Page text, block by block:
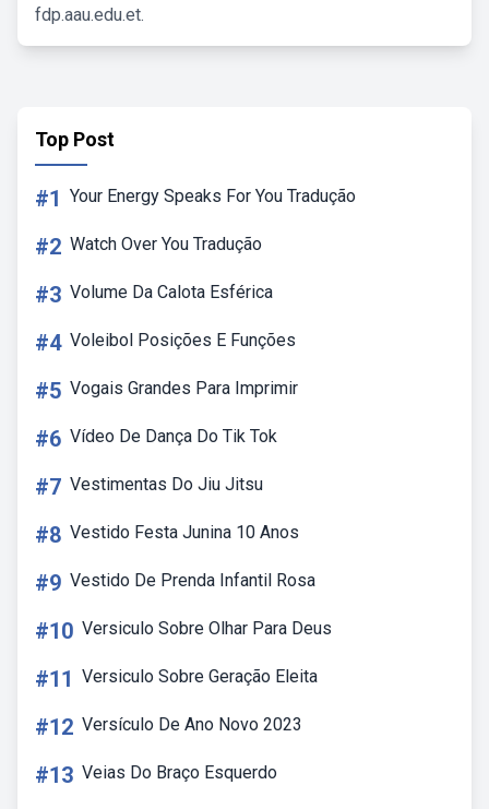
fdp.aau.edu.et.
Top Post
#1 Your Energy Speaks For You Tradução
#2 Watch Over You Tradução
#3 Volume Da Calota Esférica
#4 Voleibol Posições E Funções
#5 Vogais Grandes Para Imprimir
#6 Vídeo De Dança Do Tik Tok
#7 Vestimentas Do Jiu Jitsu
#8 Vestido Festa Junina 10 Anos
#9 Vestido De Prenda Infantil Rosa
#10 Versiculo Sobre Olhar Para Deus
#11 Versiculo Sobre Geração Eleita
#12 Versículo De Ano Novo 2023
#13 Veias Do Braço Esquerdo